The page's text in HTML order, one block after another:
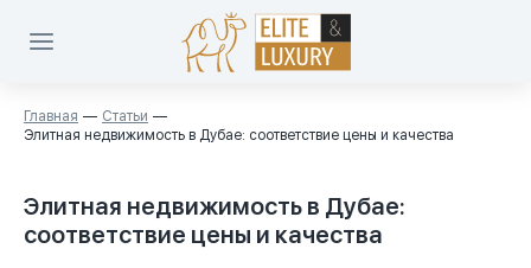
Главная
Статьи
Элитная недвижимость в Дубае: соответствие цены и качества
Элитная недвижимость в Дубае:
соответствие цены и качества